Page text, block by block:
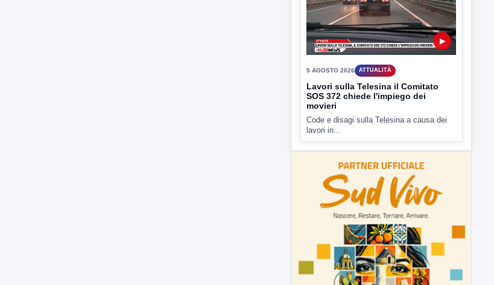
▶
5 AGOSTO 2026 ATTUALITÀ
Lavori sulla Telesina il Comitato
SOS 372 chiede l'impiego dei
movieri
Code e disagi sulla Telesina a causa dei
lavori in...